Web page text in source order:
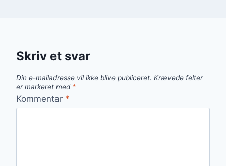
Skriv et svar
Din e-mailadresse vil ikke blive publiceret. Krævede felter
er markeret med *
Kommentar *